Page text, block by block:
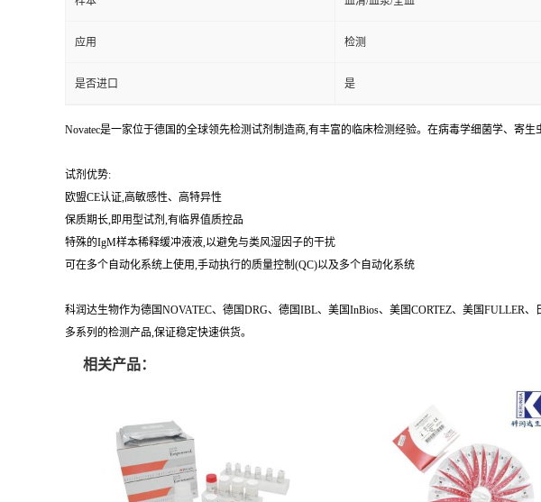
应用 检测
是否进口 是
Novatec是一家位于德国的全球领先检测试剂制造商,有丰富的临床检测经验。在病毒学细菌学、寄
试剂优势:
欧盟CE认证,高敏感性、高特异性
保质期长,即用型试剂,有临界值质控品
特殊的IgM样本稀释缓冲液液,以避免与类风湿因子的干扰
可在多个自动化系统上使用,手动执行的质量控制(QC)以及多个自动化系统
科润达生物作为德国NOVATEC、德国DRG、德国IBL、美国InBios、美国CORTEZ、美国FULLER
多系列的检测产品,保证稳定快速供货。
相关产品：